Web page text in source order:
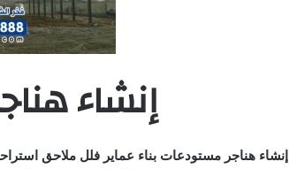
إنشاء
إنشاء هناجر مستودعات بناء عماير فلل ملاحق